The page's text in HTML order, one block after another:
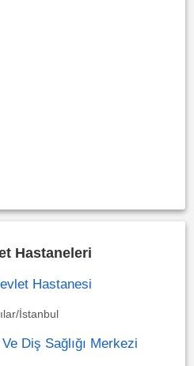
Hastaneleri
Hastanesi
İstanbul
Diş Sağlığı Merkezi